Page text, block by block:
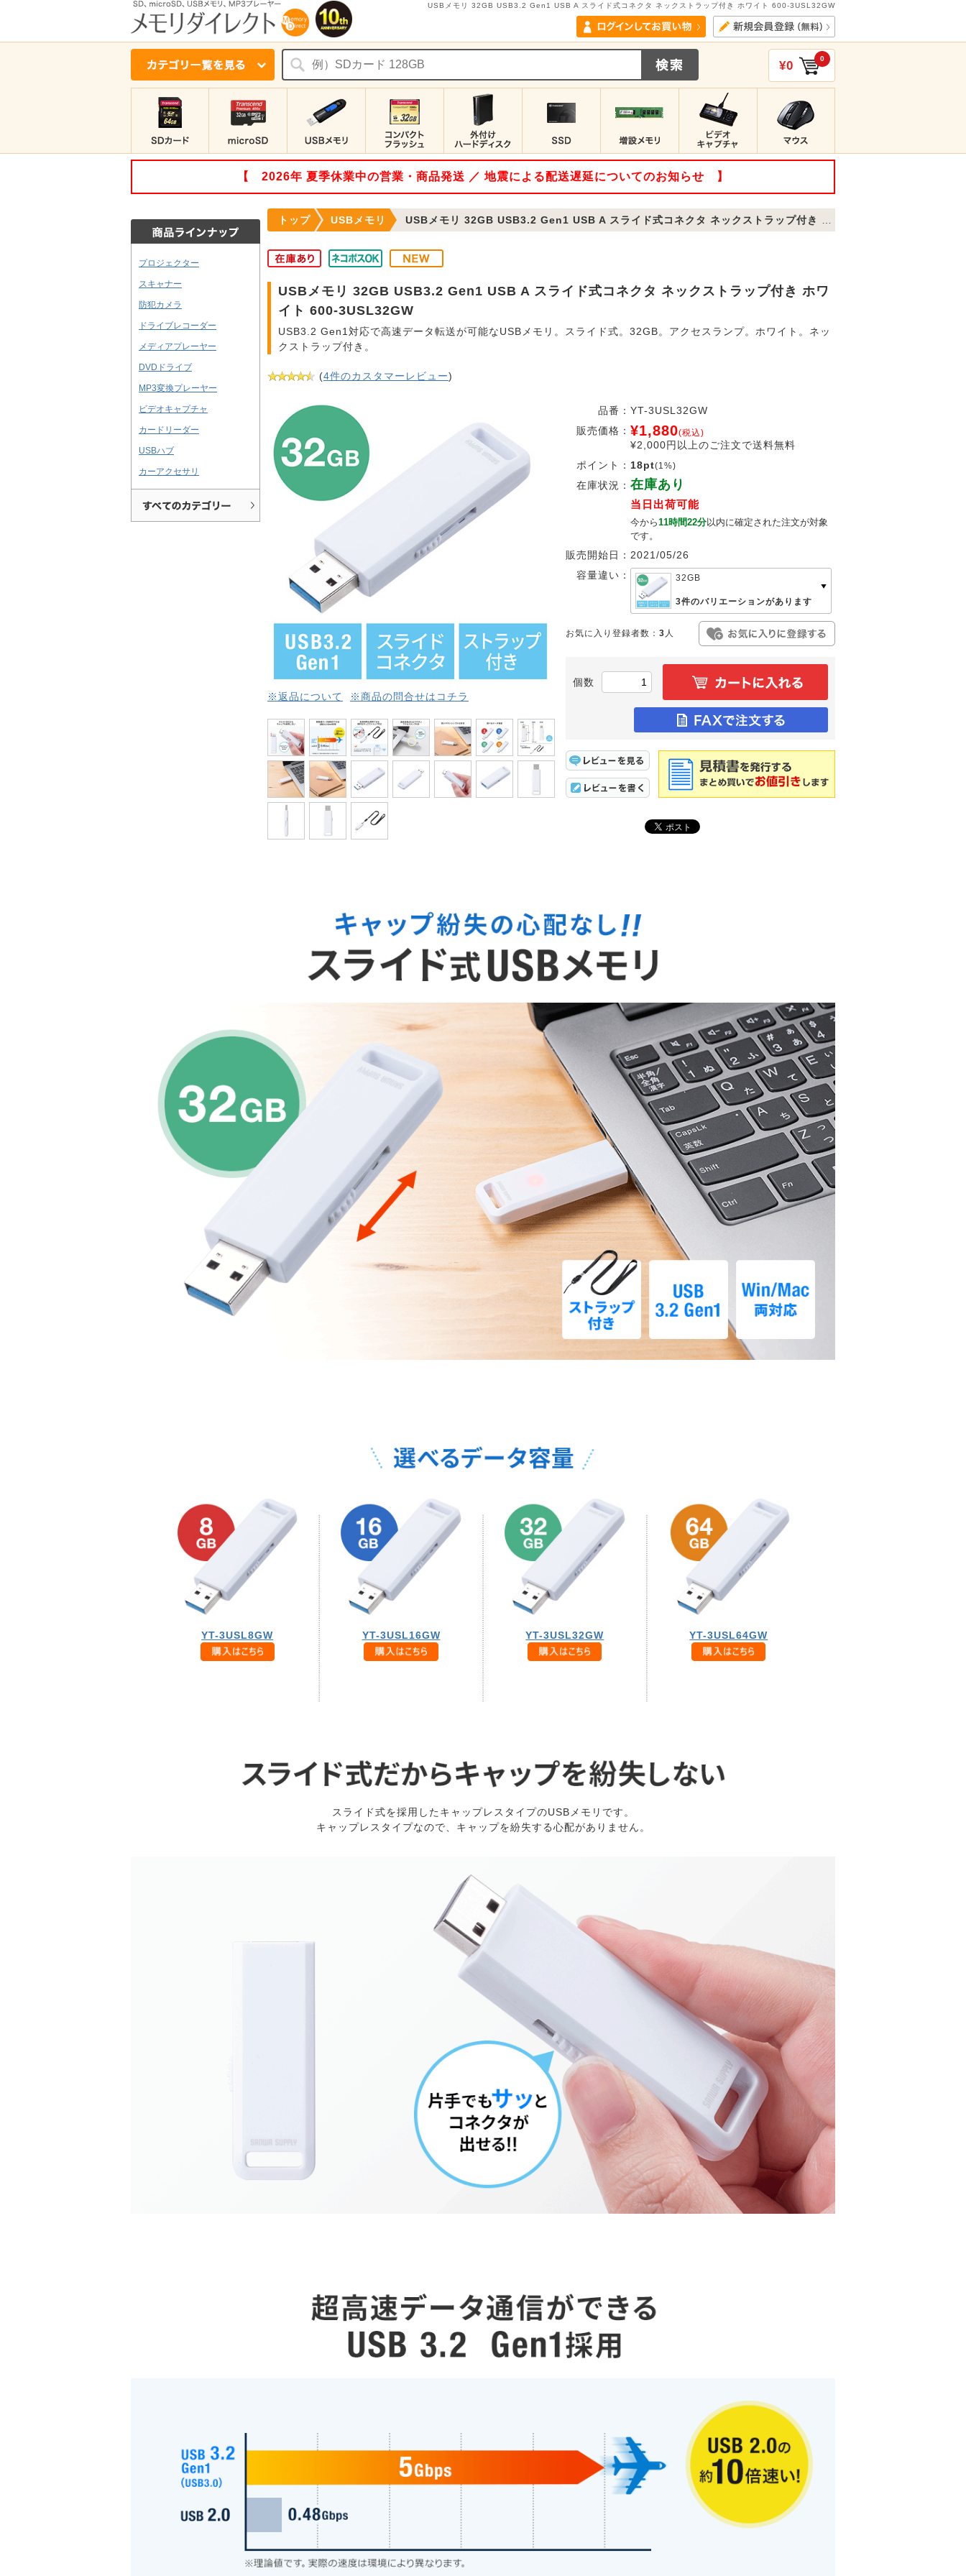
USBメモリ 32GB USB3.2 Gen1 USB A スライド式コネクタ ネックストラップ付き ホワイト 600-3USL32GW
¥0 0
【 2026年 夏季休業中の営業・商品発送 ／ 地震による配送遅延についてのお知らせ 】
プロジェクター
スキャナー
防犯カメラ
ドライブレコーダー
メディアプレーヤー
DVDドライブ
MP3変換プレーヤー
ビデオキャプチャ
カードリーダー
USBハブ
カーアクセサリ
トップ USBメモリ USBメモリ 32GB USB3.2 Gen1 USB A スライド式コネクタ ネックストラップ付き ホワイト 600-3USL32GW
USBメモリ 32GB USB3.2 Gen1 USB A スライド式コネクタ ネックストラップ付き ホワ
イト 600-3USL32GW
USB3.2 Gen1対応で高速データ転送が可能なUSBメモリ。スライド式。32GB。アクセスランプ。ホワイト。ネッ
クストラップ付き。
(4件のカスタマーレビュー)
※返品について ※商品の問合せはコチラ
品番： YT-3USL32GW
販売価格： ¥1,880(税込)
¥2,000円以上のご注文で送料無料
ポイント： 18pt(1%)
在庫状況： 在庫あり
当日出荷可能
今から11時間22分以内に確定された注文が対象
です。
販売開始日： 2021/05/26
容量違い：
32GB
3件のバリエーションがあります
お気に入り登録者数： 3 人
個数
YT-3USL8GW YT-3USL16GW YT-3USL32GW YT-3USL64GW
スライド式を採用したキャップレスタイプのUSBメモリです。
キャップレスタイプなので、キャップを紛失する心配がありません。